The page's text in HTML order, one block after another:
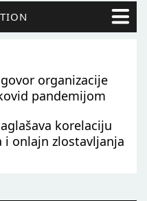
organizacije
pandemijom
korelaciju
onlajn zlostavljanja